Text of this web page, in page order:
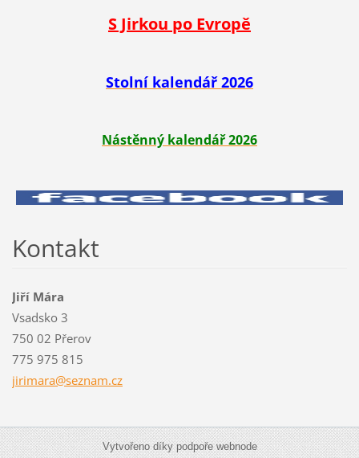
S Jirkou po Evropě
Stolní kalendář 2026
Nástěnný kalendář 2026
Kontakt
Jiří Mára
Vsadsko 3
750 02 Přerov
775 975 815
jirimara@seznam.cz
Vytvořeno díky podpoře webnode